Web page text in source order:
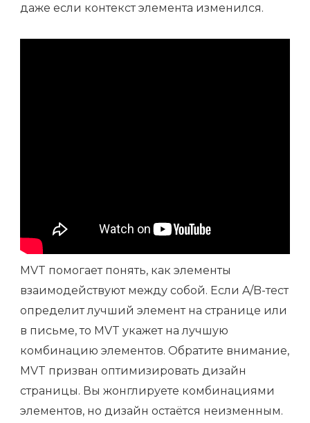
даже если контекст элемента изменился.
MVT помогает понять, как элементы
взаимодействуют между собой. Если A/B-тест
определит лучший элемент на странице или
в письме, то MVT укажет на лучшую
комбинацию элементов. Обратите внимание,
MVT призван оптимизировать дизайн
страницы. Вы жонглируете комбинациями
элементов, но дизайн остаётся неизменным.